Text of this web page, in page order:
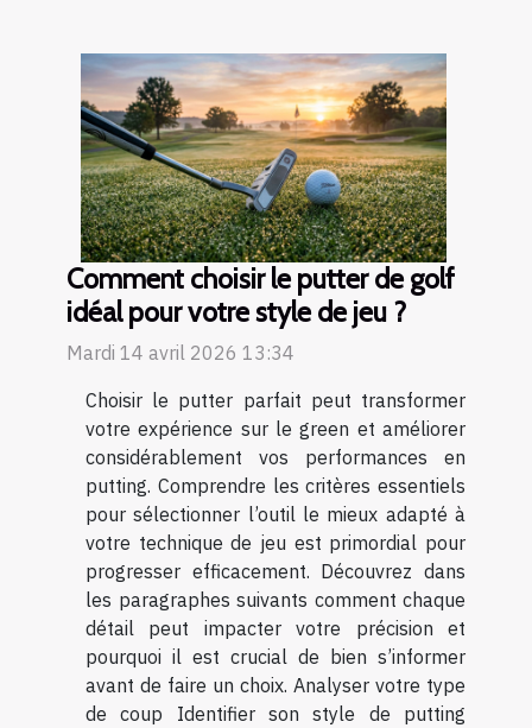
Comment choisir le putter de golf
idéal pour votre style de jeu ?
Mardi 14 avril 2026 13:34
Choisir le putter parfait peut transformer
votre expérience sur le green et améliorer
considérablement vos performances en
putting. Comprendre les critères essentiels
pour sélectionner l’outil le mieux adapté à
votre technique de jeu est primordial pour
progresser efficacement. Découvrez dans
les paragraphes suivants comment chaque
détail peut impacter votre précision et
pourquoi il est crucial de bien s’informer
avant de faire un choix. Analyser votre type
de coup Identifier son style de putting